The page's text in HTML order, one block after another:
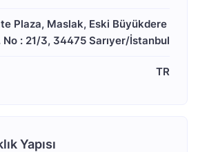
Plaza, Maslak, Eski Büyükdere
No : 21/3, 34475 Sarıyer/İstanbul
TR
Yapısı